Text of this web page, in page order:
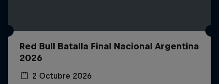
Red Bull Batalla Final Nacional Argentina
2026
2 Octubre 2026